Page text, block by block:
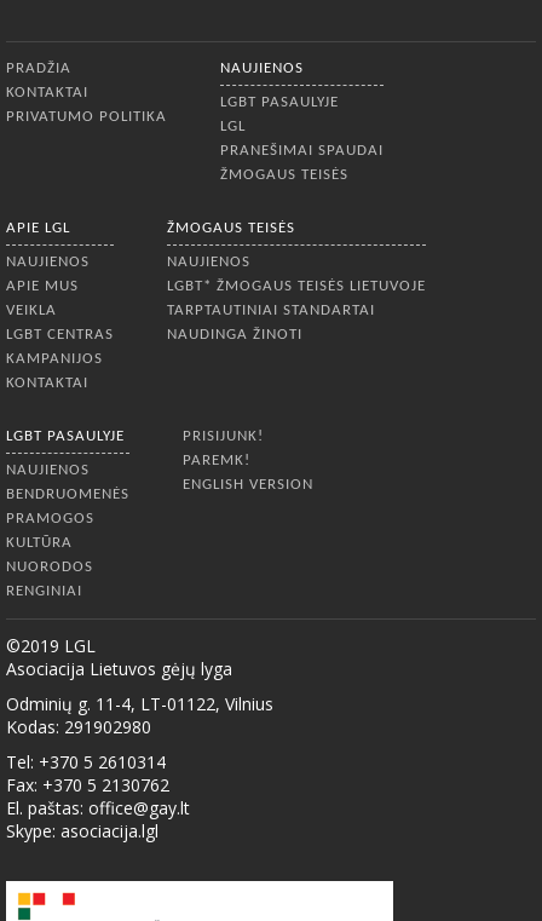
teisinių priemonių ginant
pažeidžiamiausias visuomenės
grupes, teigiama Europos Parlamento
LGBTI teisių grupės pranešime.
Komisijos pirmininko pirmasis
Timmermansas, atsakingas
PRADŽIA
KONTAKTAI
PRIVATUMO POLITIKA
NAUJIENOS
LGBT PASAULYJE
LGL
PRANEŠIMAI SPAUDAI
ŽMOGAUS TEISĖS
APIE LGL
NAUJIENOS
APIE MUS
VEIKLA
LGBT CENTRAS
KAMPANIJOS
KONTAKTAI
ŽMOGAUS TEISĖS
NAUJIENOS
LGBT* ŽMOGAUS TEISĖS LIETUVOJE
TARPTAUTINIAI STANDARTAI
NAUDINGA ŽINOTI
LGBT PASAULYJE
NAUJIENOS
BENDRUOMENĖS
PRAMOGOS
KULTŪRA
NUORODOS
RENGINIAI
PRISIJUNK!
PAREMK!
ENGLISH VERSION
©2019 LGL
Asociacija Lietuvos gėjų lyga
Odminių g. 11-4, LT-01122, Vilnius
Kodas: 291902980
Tel: +370 5 2610314
Fax: +370 5 2130762
El. paštas: office@gay.lt
Skype: asociacija.lgl